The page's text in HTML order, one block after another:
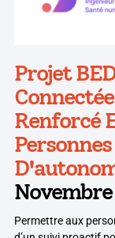
Projet
Renforcé
Permettre aux